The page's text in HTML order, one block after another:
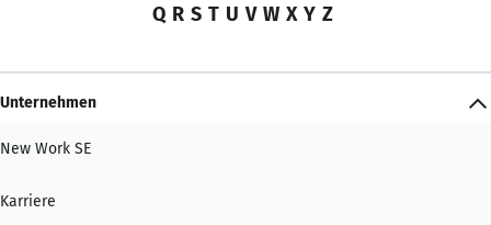
Q R S T U V W X Y Z
Unternehmen
New Work SE
Karriere